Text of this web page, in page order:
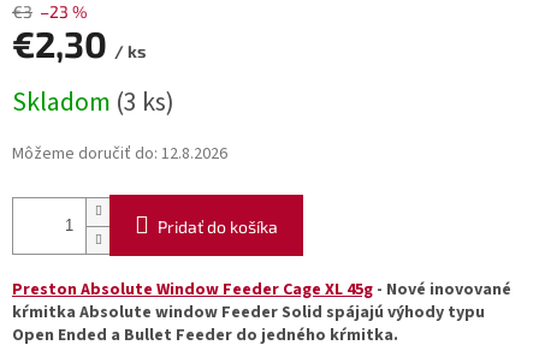
€3 –23 %
€2,30 / ks
cena:
Skladom (3 ks)
Môžeme doručiť do: 12.8.2026
Pridať do košíka
Preston Absolute Window Feeder Cage XL 45g - Nové inovované
kŕmitka Absolute window Feeder Solid spájajú výhody typu
Open Ended a Bullet Feeder do jedného kŕmitka.